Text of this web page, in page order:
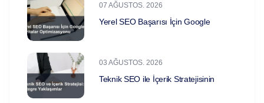
07 AĞUSTOS. 2026
Yerel SEO Başarısı İçin Google
03 AĞUSTOS. 2026
Teknik SEO ile İçerik Stratejisinin